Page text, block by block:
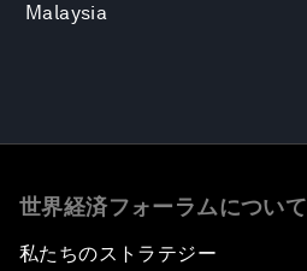
Malaysia
世界経済フォーラムについて
私たちのストラテジー